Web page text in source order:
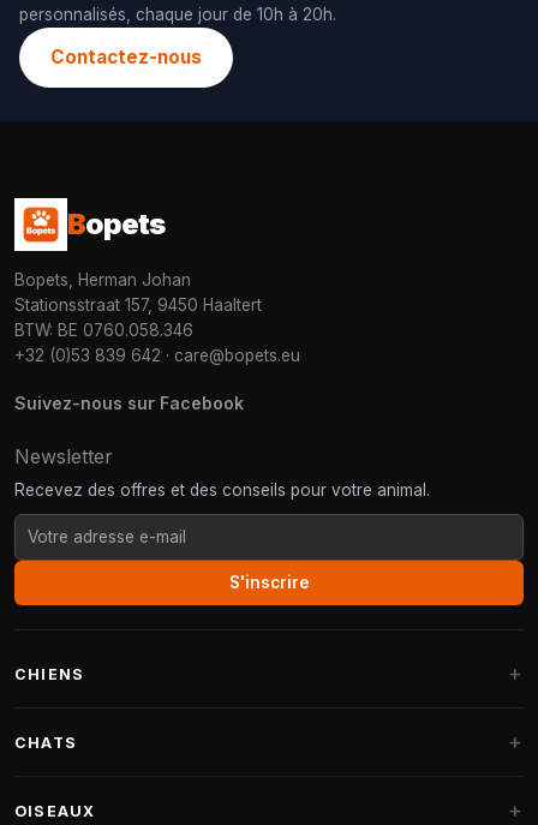
personnalisés, chaque jour de 10h à 20h.
Contactez-nous
Bopets
Bopets, Herman Johan
Stationsstraat 157, 9450 Haaltert
BTW: BE 0760.058.346
+32 (0)53 839 642 · care@bopets.eu
Suivez-nous sur Facebook
Newsletter
Recevez des offres et des conseils pour votre animal.
S'inscrire
CHIENS
Paniers Fantail
CHATS
OISEAUX